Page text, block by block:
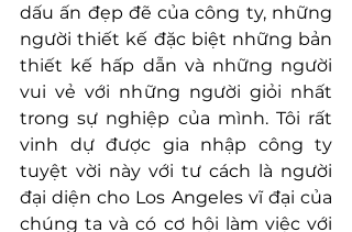
dấu ấn đẹp đẽ của công ty, những
người thiết kế đặc biệt những bản
thiết kế hấp dẫn và những người
vui vẻ với những người giỏi nhất
trong sự nghiệp của mình. Tôi rất
vinh dự được gia nhập công ty
tuyệt vời này với tư cách là người
đại diện cho Los Angeles vĩ đại của
chúng ta và có cơ hội làm việc với